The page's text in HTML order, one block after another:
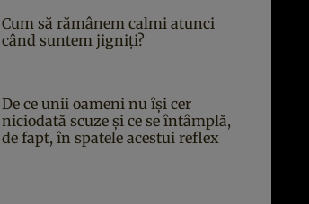
Cum să rămânem calmi atunci
când suntem jigniți?
De ce unii oameni nu își cer
niciodată scuze și ce se întâmplă,
de fapt, în spatele acestui reflex